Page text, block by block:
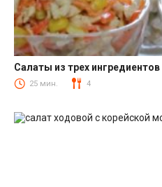
Салаты
Салаты из трех
25 мин. 4